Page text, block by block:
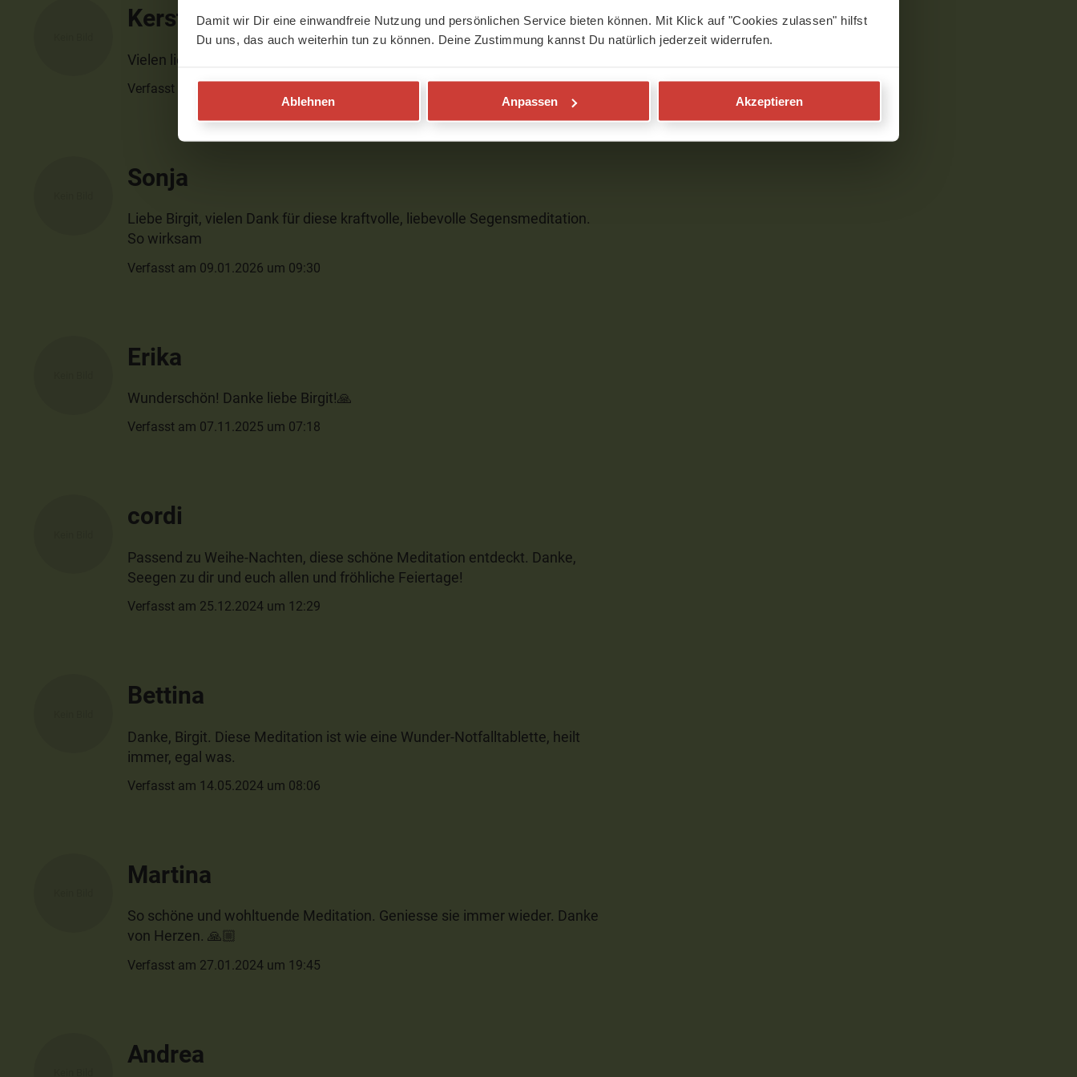
Damit wir Dir eine einwandfreie Nutzung und persönlichen Service bieten können. Mit Klick auf "Cookies zulassen" hilfst
Du uns, das auch weiterhin tun zu können. Deine Zustimmung kannst Du natürlich jederzeit widerrufen.
Ablehnen Anpassen Akzeptieren
Kerstin
Vielen lieben Dank für diese zutiefst berührende Meditation. 🙏
Verfasst am 10.03.2026 um 18:17
Sonja
Liebe Birgit, vielen Dank für diese kraftvolle, liebevolle Segensmeditation.
So wirksam
Verfasst am 09.01.2026 um 09:30
Erika
Wunderschön! Danke liebe Birgit!🙏
Verfasst am 07.11.2025 um 07:18
cordi
Passend zu Weihe-Nachten, diese schöne Meditation entdeckt. Danke,
Seegen zu dir und euch allen und fröhliche Feiertage!
Verfasst am 25.12.2024 um 12:29
Bettina
Danke, Birgit. Diese Meditation ist wie eine Wunder-Notfalltablette, heilt
immer, egal was.
Verfasst am 14.05.2024 um 08:06
Martina
So schöne und wohltuende Meditation. Geniesse sie immer wieder. Danke
von Herzen. 🙏🏼
Verfasst am 27.01.2024 um 19:45
Andrea